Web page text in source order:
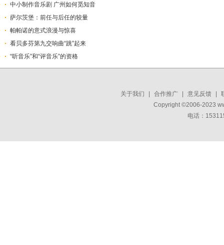
中小制作音乐剧 广州如何觅知音
萨尔茨堡：前任与后任的较量
帕帕诺的意式浪漫与惊喜
看贝多芬第九交响曲“跳”起来
“听音乐”和“评音乐”的资格
关于我们 合作推广 意见反馈
Copyright ©2006-2023
电话：